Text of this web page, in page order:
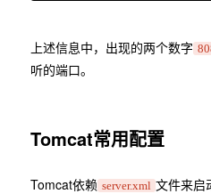
上述信息中，出现的两个数字
听的端口。
Tomcat常用配置
Tomcat依赖 server.xml 文件来启